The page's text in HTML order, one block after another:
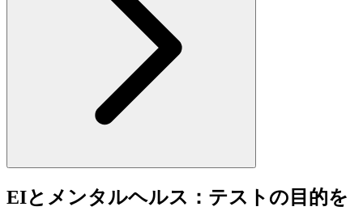
EIとメンタルヘルス：テストの目的を